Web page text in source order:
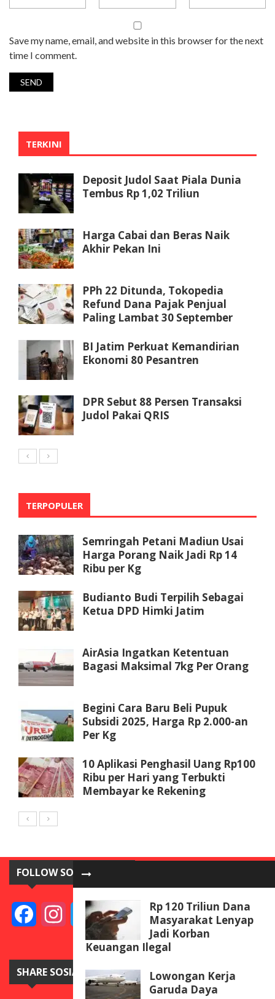
Save my name, email, and website in this browser for the next
time I comment.
Rp 120 Triliun Dana
Masyarakat Lenyap
Jadi Korban
Keuangan Ilegal
Lowongan Kerja
Garuda Daya
TERKINI
Deposit Judol Saat Piala Dunia
Tembus Rp 1,02 Triliun
Harga Cabai dan Beras Naik
Akhir Pekan Ini
PPh 22 Ditunda, Tokopedia
Refund Dana Pajak Penjual
Paling Lambat 30 September
BI Jatim Perkuat Kemandirian
Ekonomi 80 Pesantren
DPR Sebut 88 Persen Transaksi
Judol Pakai QRIS
TERPOPULER
Semringah Petani Madiun Usai
Harga Porang Naik Jadi Rp 14
Ribu per Kg
Budianto Budi Terpilih Sebagai
Ketua DPD Himki Jatim
AirAsia Ingatkan Ketentuan
Bagasi Maksimal 7kg Per Orang
Begini Cara Baru Beli Pupuk
Subsidi 2025, Harga Rp 2.000-an
Per Kg
10 Aplikasi Penghasil Uang Rp100
Ribu per Hari yang Terbukti
Membayar ke Rekening
FOLLOW SOSIAL MEDIA
FacebookInstagramTwitterYouTube
SHARE SOSIAL MEDIA